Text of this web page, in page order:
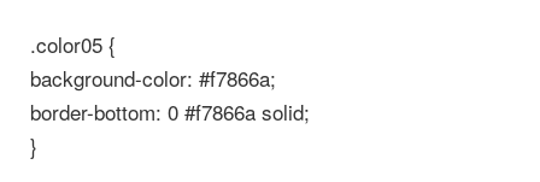
.color05 {
background-color: #f7866a;
border-bottom: 0 #f7866a solid;
}